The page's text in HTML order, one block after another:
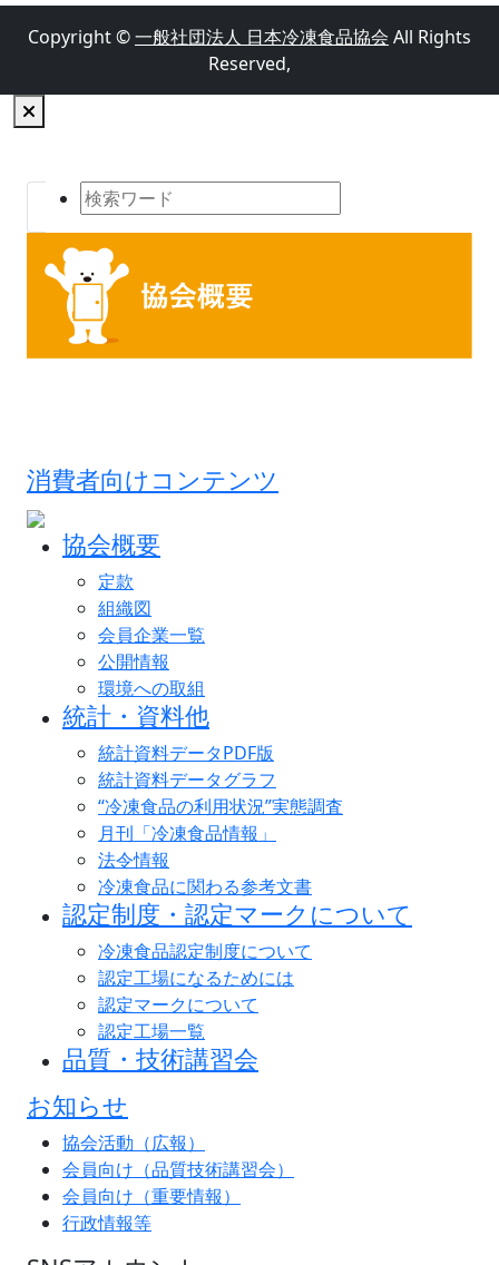
Copyright ©一般社団法人 日本冷凍食品協会 All Rights
Reserved,
消費者向けコンテンツ
協会概要
定款
組織図
会員企業一覧
公開情報
環境への取組
統計・資料他
統計資料データPDF版
統計資料データグラフ
“冷凍食品の利用状況”実態調査
月刊「冷凍食品情報」
法令情報
冷凍食品に関わる参考文書
認定制度・認定マークについて
冷凍食品認定制度について
認定工場になるためには
認定マークについて
認定工場一覧
品質・技術講習会
お知らせ
協会活動（広報）
会員向け（品質技術講習会）
会員向け（重要情報）
行政情報等